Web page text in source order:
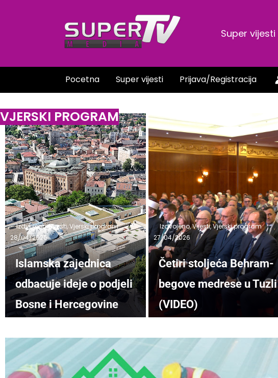
Super vijesti
Pocetna Super vijesti Prijava/Registracija
Izdvojeno,Vijesti,Vjerski program
28/04/2026
Islamska zajednica
odbacuje ideje o podjeli
Bosne i Hercegovine
Izdvojeno,Vijesti,Vjerski program
27/04/2026
Četiri stoljeća Behram-
begove medrese u Tuzli
(VIDEO)
VJERSKI PROGRAM